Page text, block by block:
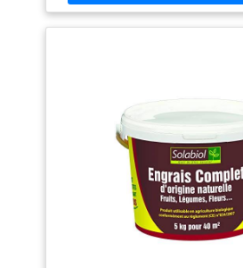
arrosage, favorisant des racines
robustes et des fleurs plus
progressivement pour une
À DOSER : Son bouchon doseur
dosage rapide et précis, évitant
ENGRAIS ORGANIQUE NATUREL
organique (43,8 %), il
biologique du sol et contribue à
durable et écologique